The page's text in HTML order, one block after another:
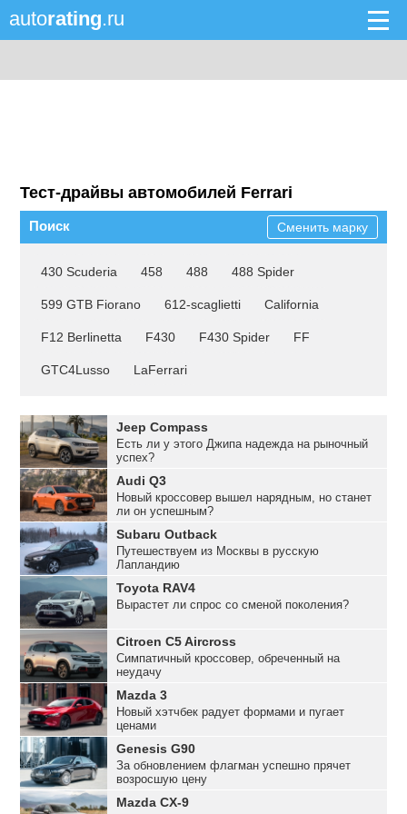
autorating.ru
Тест-драйвы автомобилей Ferrari
Поиск Сменить марку
430 Scuderia 458 488 488 Spider
599 GTB Fiorano 612-scaglietti California
F12 Berlinetta F430 F430 Spider FF
GTC4Lusso LaFerrari
Jeep Compass
Есть ли у этого Джипа надежда на рыночный
успех?
Audi Q3
Новый кроссовер вышел нарядным, но станет
ли он успешным?
Subaru Outback
Путешествуем из Москвы в русскую
Лапландию
Toyota RAV4
Вырастет ли спрос со сменой поколения?
Citroen C5 Aircross
Симпатичный кроссовер, обреченный на
неудачу
Mazda 3
Новый хэтчбек радует формами и пугает
ценами
Genesis G90
За обновлением флагман успешно прячет
возросшую цену
Mazda CX-9